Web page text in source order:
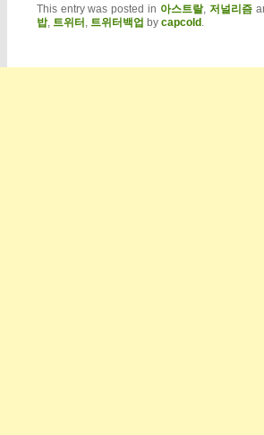
This entry was posted in 아스트랄, 저널리즘
밥, 트위터 , 트위터백업 by capcold .